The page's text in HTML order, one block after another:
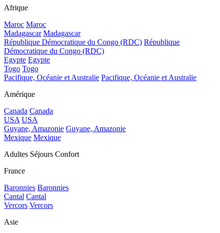
Afrique
Maroc Maroc
Madagascar Madagascar
République Démocratique du Congo (RDC) République
Démocratique du Congo (RDC)
Egypte Egypte
Togo Togo
Pacifique, Océanie et Australie Pacifique, Océanie et Australie
Amérique
Canada Canada
USA USA
Guyane, Amazonie Guyane, Amazonie
Mexique Mexique
Adultes Séjours Confort
France
Baronnies Baronnies
Cantal Cantal
Vercors Vercors
Asie